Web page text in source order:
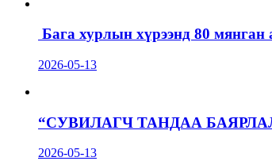
Бага хурлын хүрээнд 80 мянган
2026-05-13
“СУВИЛАГЧ ТАНДАА
2026-05-13